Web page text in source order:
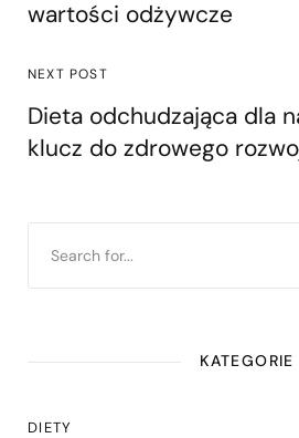
wartości odżywcze
NEXT POST
Dieta odchudzająca dla
klucz do zdrowego
KATEGORIE
DIETY